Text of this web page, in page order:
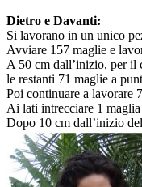
Dietro e Davanti:
Si lavorano in un unico
Avviare 157 maglie e
A 50 cm dall’inizio, per il
le restanti 71 maglie a
Poi continuare a lavorare
Ai lati intrecciare 1
Dopo 10 cm dall’inizio